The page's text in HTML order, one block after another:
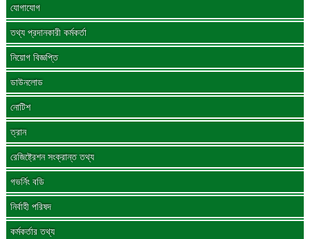
যোগাযোগ
তথ্য প্রদানকারী কর্মকর্তা
নিয়োগ বিজ্ঞপ্তি
ডাউনলোড
নোটিশ
ত্রান
রেজিষ্ট্রেশন সংক্রান্ত তথ্য
গভর্নিং বডি
নির্বাহী পরিষদ
কর্মকর্তার তথ্য